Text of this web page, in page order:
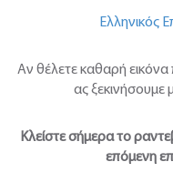
Ελληνικός
Αν θέλετε καθαρή
ας ξεκινήσουμε
Κλείστε σήμερα το
επόμενη